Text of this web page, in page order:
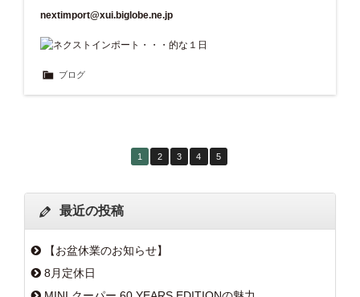
nextimport@xui.biglobe.ne.jp
ブログ
1 2 3 4 5
最近の投稿
【お盆休業のお知らせ】
8月定休日